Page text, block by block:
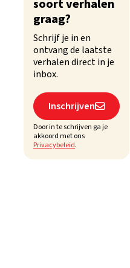
soort verhalen
graag?
Schrijf je in en
ontvang de laatste
verhalen direct in je
inbox.
Inschrijven
Door in te schrijven ga je
akkoord met ons
Privacybeleid.